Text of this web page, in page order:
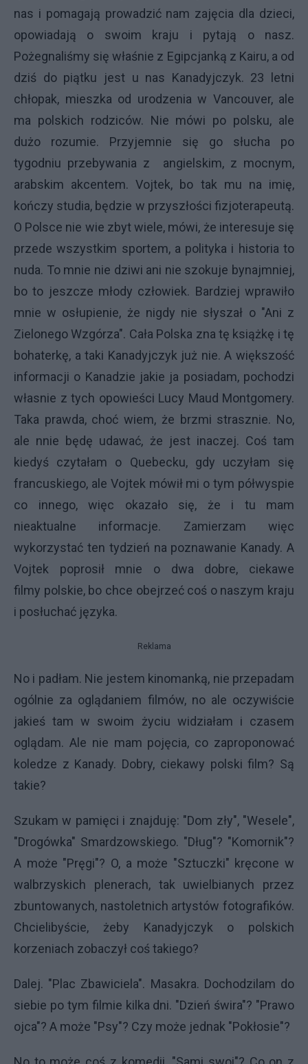
nas i pomagają prowadzić nam zajęcia dla dzieci,
opowiadają o swoim kraju i pytają o nasz.
Pożegnaliśmy się właśnie z Egipcjanką z Kairu, a od
dziś do piątku jest u nas Kanadyjczyk. 23 letni
chłopak, mieszka od urodzenia w Vancouver, ale
ma polskich rodziców. Nie mówi po polsku, ale
dużo rozumie. Przyjemnie się go słucha po
tygodniu przebywania z angielskim, z mocnym,
arabskim akcentem. Vojtek, bo tak mu na imię,
kończy studia, będzie w przyszłości fizjoterapeutą.
O Polsce nie wie zbyt wiele, mówi, że interesuje się
przede wszystkim sportem, a polityka i historia to
nuda. To mnie nie dziwi ani nie szokuje bynajmniej,
bo to jeszcze młody człowiek. Bardziej wprawiło
mnie w osłupienie, że nigdy nie słyszał o "Ani z
Zielonego Wzgórza". Cała Polska zna tę książkę i tę
bohaterkę, a taki Kanadyjczyk już nie. A większość
informacji o Kanadzie jakie ja posiadam, pochodzi
własnie z tych opowieści Lucy Maud Montgomery.
Taka prawda, choć wiem, że brzmi strasznie. No,
ale nnie będę udawać, że jest inaczej. Coś tam
kiedyś czytałam o Quebecku, gdy uczyłam się
francuskiego, ale Vojtek mówił mi o tym półwyspie
co innego, więc okazało się, że i tu mam
nieaktualne informacje. Zamierzam więc
wykorzystać ten tydzień na poznawanie Kanady. A
Vojtek poprosił mnie o dwa dobre, ciekawe
filmy polskie, bo chce obejrzeć coś o naszym kraju
i posłuchać języka.
Reklama
No i padłam. Nie jestem kinomanką, nie przepadam
ogólnie za oglądaniem filmów, no ale oczywiście
jakieś tam w swoim życiu widziałam i czasem
oglądam. Ale nie mam pojęcia, co zaproponować
koledze z Kanady. Dobry, ciekawy polski film? Są
takie?
Szukam w pamięci i znajduję: "Dom zły", "Wesele",
"Drogówka" Smardzowskiego. "Dług"? "Komornik"?
A może "Pręgi"? O, a może "Sztuczki" kręcone w
walbrzyskich plenerach, tak uwielbianych przez
zbuntowanych, nastoletnich artystów fotografików.
Chcielibyście, żeby Kanadyjczyk o polskich
korzeniach zobaczył coś takiego?
Dalej. "Plac Zbawiciela". Masakra. Dochodzilam do
siebie po tym filmie kilka dni. "Dzień świra"? "Prawo
ojca"? A może "Psy"? Czy może jednak "Pokłosie"?